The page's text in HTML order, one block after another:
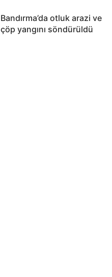
Bandırma’da otluk arazi ve
çöp yangını söndürüldü